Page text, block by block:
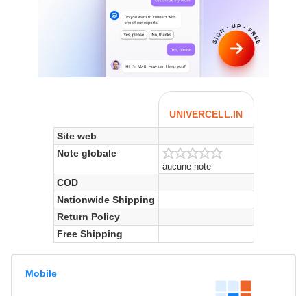
UNIVERCELL.IN
Site web
Note globale
aucune note
COD
Nationwide Shipping
Return Policy
Free Shipping
Mobile